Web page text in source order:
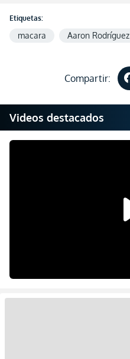
Etiquetas:
macara Aaron Rodríguez
Compartir:
Videos destacados